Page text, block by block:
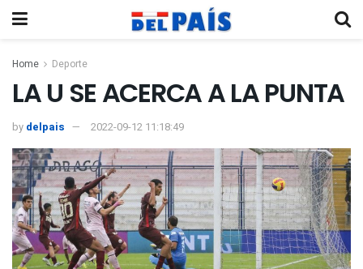
Home Deporte
LA U SE ACERCA A LA PUNTA
by delpais 2022-09-12 11:18:49